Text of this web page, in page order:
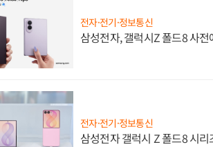
전자·전기·정보통신
삼성전자, 갤럭시Z 폴드8 사
전자·전기·정보통신
삼성전자 갤럭시 Z 폴드8 시